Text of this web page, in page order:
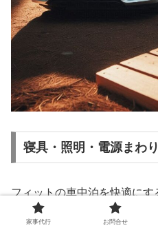
寝具・照明・電源まわ
フィットの車中泊を快適に
わりの準備がとても重要で
家事代行 お問合せ